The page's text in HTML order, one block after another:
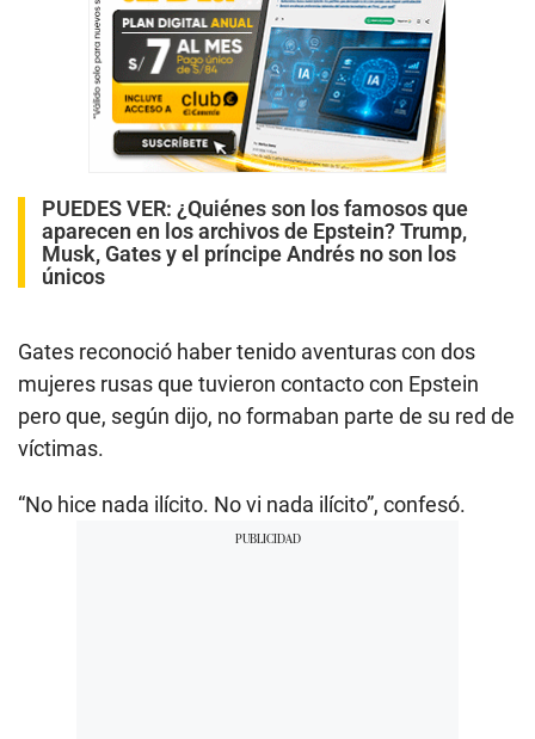
PUEDES VER: ¿Quiénes son los famosos que
aparecen en los archivos de Epstein? Trump,
Musk, Gates y el príncipe Andrés no son los
únicos
Gates reconoció haber tenido aventuras con dos
mujeres rusas que tuvieron contacto con Epstein
pero que, según dijo, no formaban parte de su red de
víctimas.
“No hice nada ilícito. No vi nada ilícito”, confesó.